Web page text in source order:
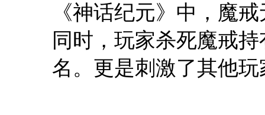
《神话纪元》中，魔
同时，玩家杀死魔戒
名。更是刺激了其他